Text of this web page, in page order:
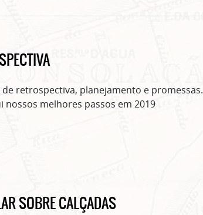
retrospectiva, planejamento e promessas.
nossos melhores passos em 2019
SOBRE CALÇADAS